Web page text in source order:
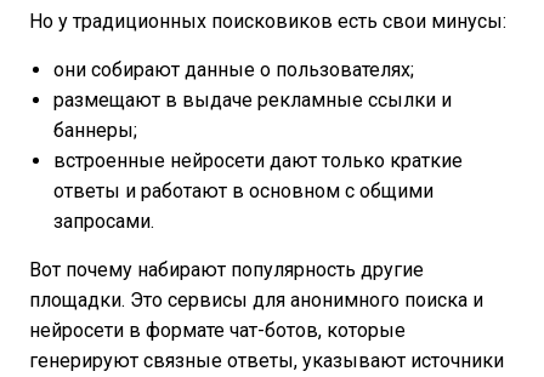
Но у традиционных поисковиков есть свои минусы:
они собирают данные о пользователях;
размещают в выдаче рекламные ссылки и
баннеры;
встроенные нейросети дают только краткие
ответы и работают в основном с общими
запросами.
Вот почему набирают популярность другие
площадки. Это сервисы для анонимного поиска и
нейросети в формате чат-ботов, которые
генерируют связные ответы, указывают источники